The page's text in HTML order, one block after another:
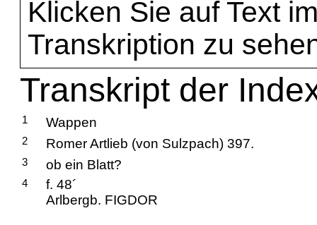
Klicken Sie auf Text
Transkription zu
Transkript der
1 Wappen
2 Romer Artlieb (von Sulzpach) 397.
3 ob ein Blatt?
4
f. 48´
Arlbergb. FIGDOR